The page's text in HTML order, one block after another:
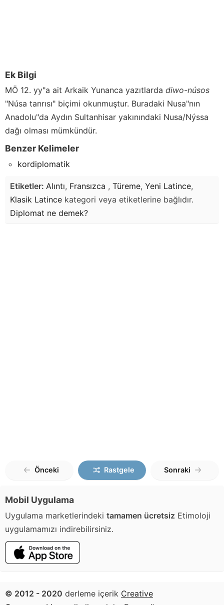
Ek Bilgi
MÖ 12. yy"a ait Arkaik Yunanca yazıtlarda diwo-núsos
"Núsa tanrısı" biçimi okunmuştur. Buradaki Nusa"nın
Anadolu"da Aydın Sultanhisar yakınındaki Nusa/Nýssa
dağı olması mümkündür.
Benzer Kelimeler
kordiplomatik
Etiketler: Alıntı, Fransızca , Türeme, Yeni Latince,
Klasik Latince kategori veya etiketlerine bağlıdır.
Diplomat ne demek?
Önceki Rastgele Sonraki
Mobil Uygulama
Uygulama marketlerindeki tamamen ücretsiz Etimoloji
uygulamamızı indirebilirsiniz.
© 2012 - 2020 derleme içerik Creative